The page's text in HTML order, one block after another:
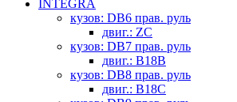
INTEGRA
кузов: DB6 прав. руль
двиг.: ZC
кузов: DB7 прав. руль
двиг.: B18B
кузов: DB8 прав. руль
двиг.: B18C